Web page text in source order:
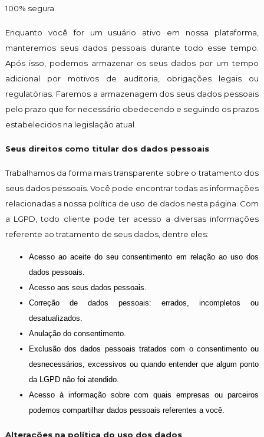
100% segura.
Enquanto você for um usuário ativo em nossa plataforma,
manteremos seus dados pessoais durante todo esse tempo.
Após isso, podemos armazenar os seus dados por um tempo
adicional por motivos de auditoria, obrigações legais ou
regulatórias. Faremos a armazenagem dos seus dados pessoais
pelo prazo que for necessário obedecendo e seguindo os prazos
estabelecidos na legislação atual.
Seus direitos como titular dos dados pessoais
Trabalhamos da forma mais transparente sobre o tratamento dos
seus dados pessoais. Você pode encontrar todas as informações
relacionadas a nossa política de uso de dados nesta página. Com
a LGPD, todo cliente pode ter acesso a diversas informações
referente ao tratamento de seus dados, dentre eles:
Acesso ao aceite do seu consentimento em relação ao uso dos
dados pessoais.
Acesso aos seus dados pessoais.
Correção de dados pessoais: errados, incompletos ou
desatualizados.
Anulação do consentimento.
Exclusão dos dados pessoais tratados com o consentimento ou
desnecessários, excessivos ou quando entender que algum ponto
da LGPD não foi atendido.
Acesso à informação sobre com quais empresas ou parceiros
podemos compartilhar dados pessoais referentes a você.
Alterações na política do uso dos dados